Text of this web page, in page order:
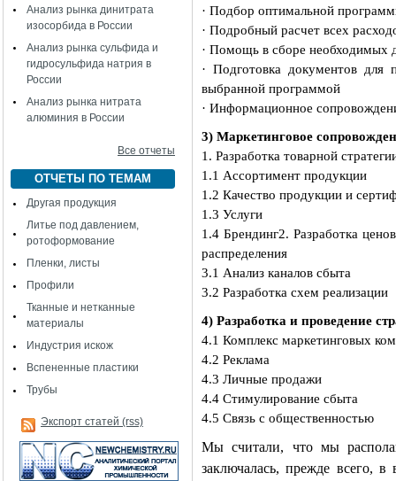
Анализ рынка динитрата
изосорбида в России
Анализ рынка сульфида и
гидросульфида натрия в
России
Анализ рынка нитрата
алюминия в России
Все отчеты
ОТЧЕТЫ ПО ТЕМАМ
Другая продукция
Литье под давлением,
ротоформование
Пленки, листы
Профили
Тканные и нетканные
материалы
Индустрия искож
Вспененные пластики
Трубы
Экспорт статей (rss)
· Подбор оптимальной
· Подробный расчет всех
· Помощь в сборе необходимых
· Подготовка документов для
выбранной программой
· Информационное
3) Маркетинговое
1. Разработка товарной
1.1 Ассортимент продукции
1.2 Качество продукции и
1.3 Услуги
1.4 Брендинг2. Разработка
распределения
3.1 Анализ каналов сбыта
3.2 Разработка схем реализации
4) Разработка и проведение
4.1 Комплекс маркетинговых
4.2 Реклама
4.3 Личные продажи
4.4 Стимулирование сбыта
4.5 Связь с общественностью
Мы считали, что мы
заключалась, прежде всего,